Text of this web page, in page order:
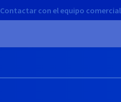
Contactar con el equipo comercial